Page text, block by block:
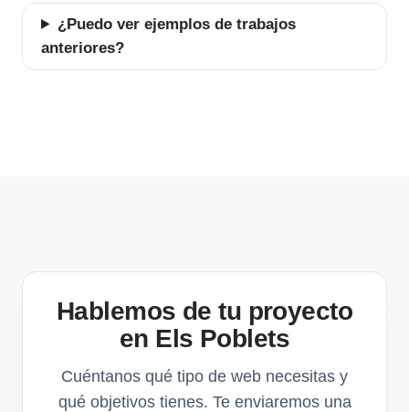
¿Puedo ver ejemplos de trabajos
anteriores?
Hablemos de tu proyecto
en Els Poblets
Cuéntanos qué tipo de web necesitas y
qué objetivos tienes. Te enviaremos una